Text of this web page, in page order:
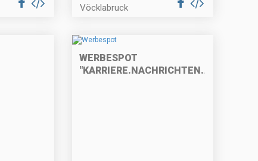
Vöcklabruck
WERBESPOT
"KARRIERE.NACHRICHTEN.AT"